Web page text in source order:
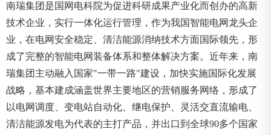
南瑞集团是国网电科院为促进科研成果产业化而创办的高新
技术企业，实行一体化运行管理，作为我国智能电网龙头企
业，在电网安全稳定、清洁能源消纳技术方面国际领先，形
成了完整的智能电网装备体系和整体解决方案。近年来，南
瑞集团主动融入国家"一带一路"建设，加快实施国际化发展
战略，基本建成涵盖世界主要地区的营销服务网络，形成了
以电网调度、变电站自动化、继电保护、灵活交直流输电、
清洁能源发电为代表的主打产品，并出口到全球90多个国家